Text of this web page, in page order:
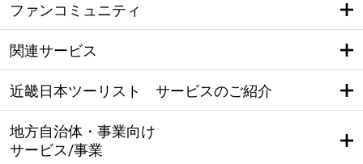
ファンコミュニティ
関連サービス
近畿日本ツーリスト サービスのご紹介
地方自治体・事業向け
サービス/事業